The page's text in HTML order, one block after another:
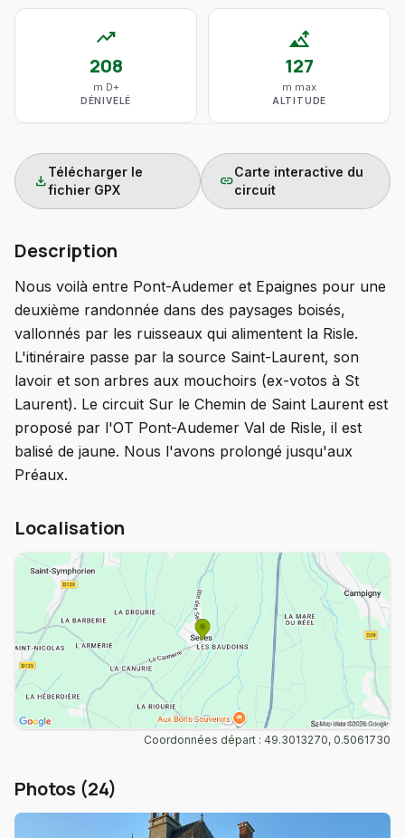
trending_up
208
m D+
DÉNIVELÉ
altitude
127
m max
ALTITUDE
download
Télécharger le
fichier GPX
link
Carte interactive du
circuit
Description
Nous voilà entre Pont-Audemer et Epaignes pour une
deuxième randonnée dans des paysages boisés,
vallonnés par les ruisseaux qui alimentent la Risle.
L'itinéraire passe par la source Saint-Laurent, son
lavoir et son arbres aux mouchoirs (ex-votos à St
Laurent). Le circuit Sur le Chemin de Saint Laurent est
proposé par l'OT Pont-Audemer Val de Risle, il est
balisé de jaune. Nous l'avons prolongé jusqu'aux
Préaux.
Localisation
Coordonnées départ : 49.3013270, 0.5061730
Photos (24)